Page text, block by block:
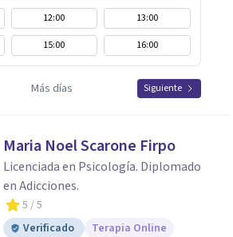
12:00
13:00
15:00 16:00
Más días Siguiente
Maria Noel Scarone Firpo
Licenciada en Psicología. Diplomado
en Adicciones.
5 / 5
Verificado
Terapia Online